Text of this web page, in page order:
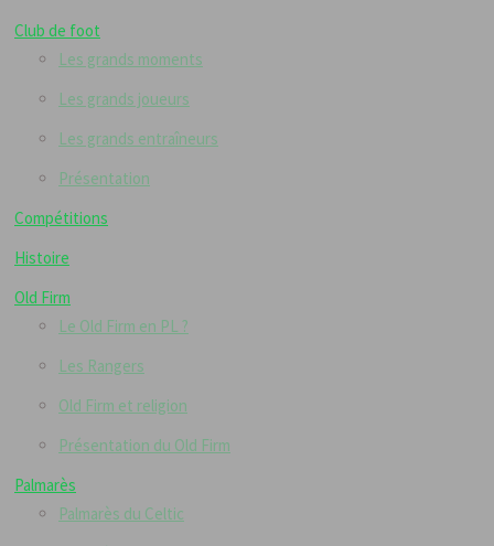
Club de foot
Les grands moments
Les grands joueurs
Les grands entraîneurs
Présentation
Compétitions
Histoire
Old Firm
Le Old Firm en PL ?
Les Rangers
Old Firm et religion
Présentation du Old Firm
Palmarès
Palmarès du Celtic